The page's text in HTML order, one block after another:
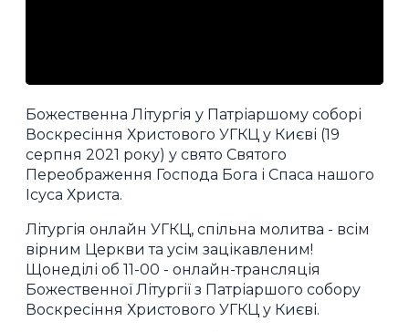
Божественна Літургія у Патріаршому соборі
Воскресіння Христового УГКЦ у Києві (19
серпня 2021 року) у свято Святого
Переображення Господа Бога і Спаса нашого
Ісуса Христа.
Літургія онлайн УГКЦ, спільна молитва - всім
вірним Церкви та усім зацікавленим!
Щонеділі об 11-00 - онлайн-трансляція
Божественної Літургії з Патріаршого собору
Воскресіння Христового УГКЦ у Києві.